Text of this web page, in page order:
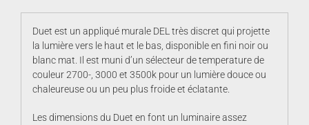
Duet est un appliqué murale DEL très discret qui projette
la lumière vers le haut et le bas, disponible en fini noir ou
blanc mat. Il est muni d’un sélecteur de temperature de
couleur 2700-, 3000 et 3500k pour un lumière douce ou
chaleureuse ou un peu plus froide et éclatante.
Les dimensions du Duet en font un luminaire assez